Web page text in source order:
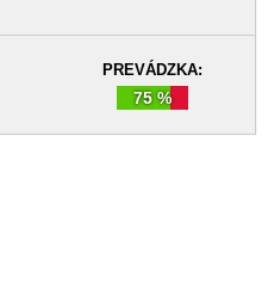
PREVÁDZKA:
75 %